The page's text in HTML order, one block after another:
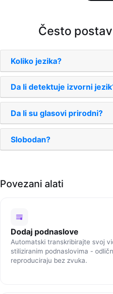
Često
Koliko jezika?
Da li detektuje izvorni
Da li su glasovi prirodni?
Slobodan?
Povezani alati
Dodaj podnaslove
Automatski transkribirajte svoj
stiliziranim podnaslovima -
reproduciraju bez zvuka.